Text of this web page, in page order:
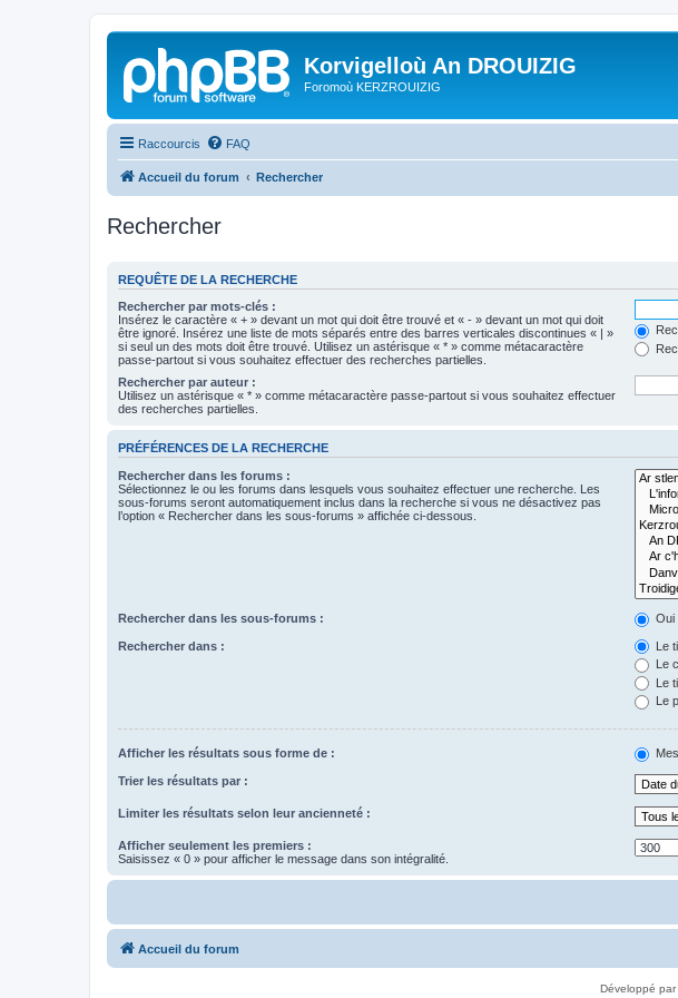
Korvigelloù An DROUIZIG
Foromoù KERZROUIZIG
Raccourcis FAQ
Accueil du forum Rechercher
Rechercher
REQUÊTE DE LA RECHERCHE
Rechercher par mots-clés :
Insérez le caractère « + » devant un mot qui doit être trouvé et « - » devant un mot qui doit
être ignoré. Insérez une liste de mots séparés entre des barres verticales discontinues « | »
si seul un des mots doit être trouvé. Utilisez un astérisque « * » comme métacaractère
passe-partout si vous souhaitez effectuer des recherches partielles.
Rechercher par auteur :
Utilisez un astérisque « * » comme métacaractère passe-partout si vous souhaitez effectuer
des recherches partielles.
PRÉFÉRENCES DE LA RECHERCHE
Rechercher dans les forums :
Sélectionnez le ou les forums dans lesquels vous souhaitez effectuer une recherche. Les
sous-forums seront automatiquement inclus dans la recherche si vous ne désactivez pas
l’option « Rechercher dans les sous-forums » affichée ci-dessous.
Rechercher dans les sous-forums : Oui
Rechercher dans :
Le
Le
Le
Le
Afficher les résultats sous forme de :
Trier les résultats par :
Limiter les résultats selon leur ancienneté :
Afficher seulement les premiers :
Saisissez « 0 » pour afficher le message dans son intégralité.
Accueil du forum
Développé par